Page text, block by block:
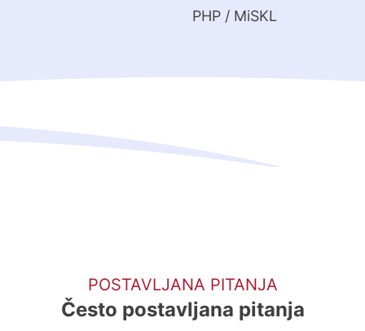
PHP / MiSKL
POSTAVLJANA PITANJA
Često postavljana pitanja